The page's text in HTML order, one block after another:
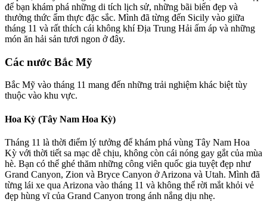
để bạn khám phá những di tích lịch sử, những bãi biển đẹp và
thưởng thức ẩm thực đặc sắc. Mình đã từng đến Sicily vào giữa
tháng 11 và rất thích cái không khí Địa Trung Hải ấm áp và những
món ăn hải sản tươi ngon ở đây.
Các nước Bắc Mỹ
Bắc Mỹ vào tháng 11 mang đến những trải nghiệm khác biệt tùy
thuộc vào khu vực.
Hoa Kỳ (Tây Nam Hoa Kỳ)
Tháng 11 là thời điểm lý tưởng để khám phá vùng Tây Nam Hoa
Kỳ với thời tiết sa mạc dễ chịu, không còn cái nóng gay gắt của mùa
hè. Bạn có thể ghé thăm những công viên quốc gia tuyệt đẹp như
Grand Canyon, Zion và Bryce Canyon ở Arizona và Utah. Mình đã
từng lái xe qua Arizona vào tháng 11 và không thể rời mắt khỏi vẻ
đẹp hùng vĩ của Grand Canyon trong ánh nắng dịu nhẹ.